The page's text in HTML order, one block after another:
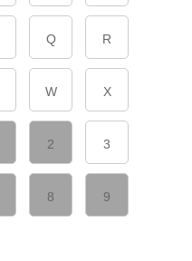
Q R
W X
2 3
8 9